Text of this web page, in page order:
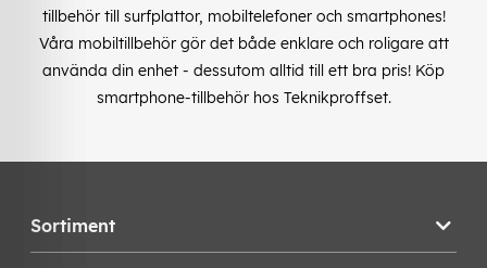
tillbehör till surfplattor, mobiltelefoner och smartphones!
Våra mobiltillbehör gör det både enklare och roligare att
använda din enhet - dessutom alltid till ett bra pris! Köp
smartphone-tillbehör hos Teknikproffset.
Sortiment